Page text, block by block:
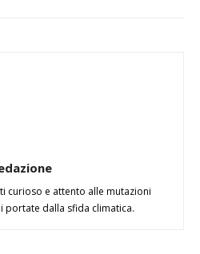
curioso e attento alle mutazioni
portate dalla sfida climatica.